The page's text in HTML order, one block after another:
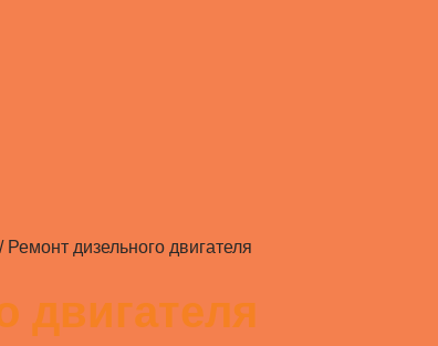
/ Ремонт дизельного двигателя
двигателя